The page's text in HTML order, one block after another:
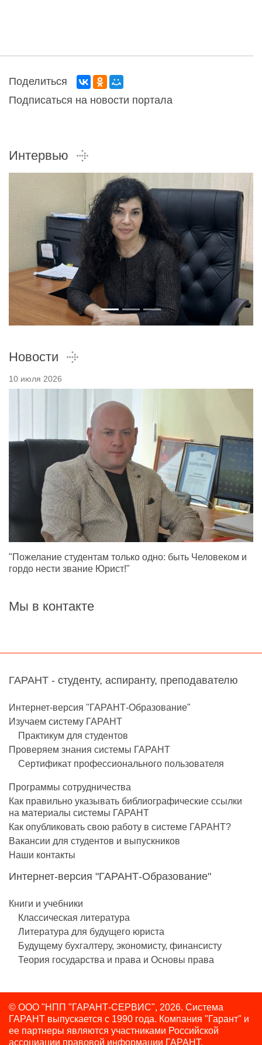
Поделиться
Подписаться на новости портала
Интервью
Новости
10 июля 2026
"Пожелание студентам только одно: быть Человеком и
гордо нести звание Юрист!"
Мы в контакте
ГАРАНТ - студенту, аспиранту, преподавателю
Интернет-версия "ГАРАНТ-Образование"
Изучаем систему ГАРАНТ
Практикум для студентов
Проверяем знания системы ГАРАНТ
Сертификат профессионального пользователя
Программы сотрудничества
Как правильно указывать библиографические ссылки
на материалы системы ГАРАНТ
Как опубликовать свою работу в системе ГАРАНТ?
Вакансии для студентов и выпускников
Наши контакты
Интернет-версия "ГАРАНТ-Образование"
Книги и учебники
Классическая литература
Литература для будущего юриста
Будущему бухгалтеру, экономисту, финансисту
Теория государства и права и Основы права
© ООО "НПП "ГАРАНТ-СЕРВИС", 2026. Система
ГАРАНТ выпускается с 1990 года. Компания "Гарант" и
ее партнеры являются участниками Российской
ассоциации правовой информации ГАРАНТ.